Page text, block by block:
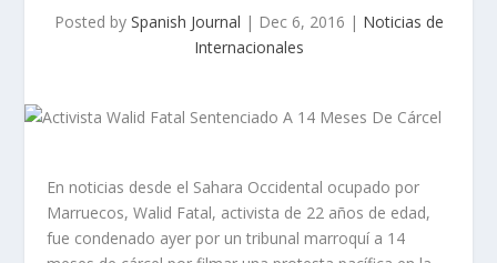
Posted by Spanish Journal | Dec 6, 2016 | Noticias de
Internacionales
En noticias desde el Sahara Occidental ocupado por
Marruecos, Walid Fatal, activista de 22 años de edad,
fue condenado ayer por un tribunal marroquí a 14